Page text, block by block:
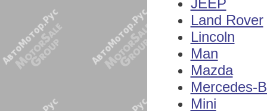
JEEP
Land Rover
Lincoln
Man
Mazda
Mercedes-
Mini